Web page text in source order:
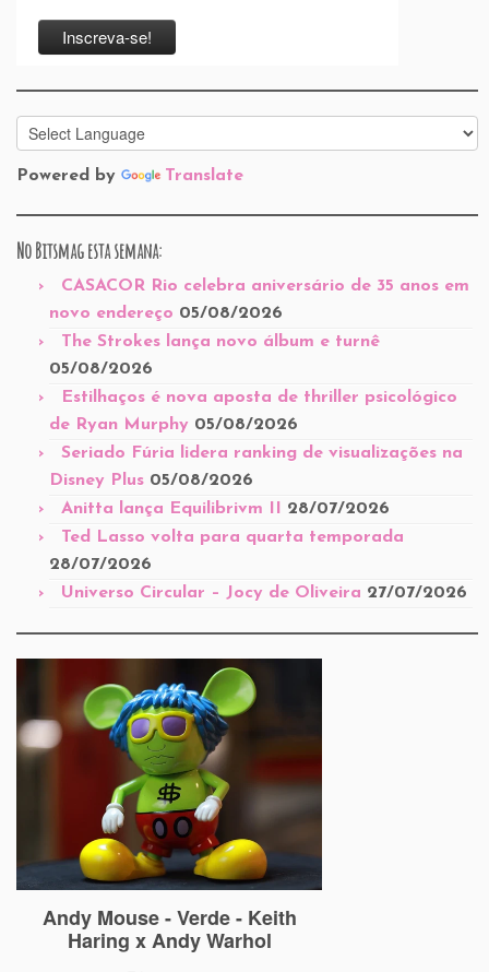
Powered by Translate
No Bitsmag esta semana:
CASACOR Rio celebra aniversário de 35 anos em
novo endereço 05/08/2026
The Strokes lança novo álbum e turnê
05/08/2026
Estilhaços é nova aposta de thriller psicológico
de Ryan Murphy 05/08/2026
Seriado Fúria lidera ranking de visualizações na
Disney Plus 05/08/2026
Anitta lança Equilibrivm II 28/07/2026
Ted Lasso volta para quarta temporada
28/07/2026
Universo Circular – Jocy de Oliveira 27/07/2026